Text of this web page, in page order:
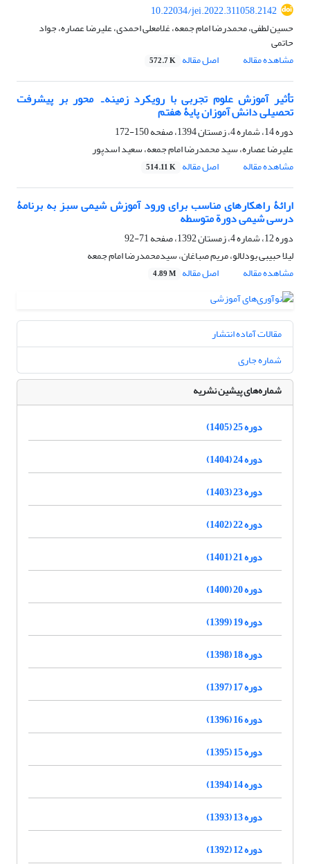
10.22034/jei.2022.311058.2142
حسین لطفی، محمدرضا امام جمعه، غلامعلی احمدی، علیرضا عصاره، جواد
حاتمی
مشاهده مقاله
اصل مقاله 572.7 K
تأثیر آموزش علوم تجربی با رویکرد زمینه ـ محور بر پیشرفت
تحصیلی دانش آموزان پایۀ هفتم
دوره 14، شماره 4، زمستان 1394، صفحه
150-172
علیرضا عصاره، سید محمدرضا امام جمعه، سعید اسدپور
مشاهده مقاله
اصل مقاله 514.11 K
ارائۀ راهکارهای مناسب برای ورود آموزش شیمی سبز به برنامۀ
درسی شیمی دورة متوسطه
دوره 12، شماره 4، زمستان 1392، صفحه
71-92
لیلا حبیبی بودلالو، مریم صباغان، سیدمحمدرضا امام جمعه
مشاهده مقاله
اصل مقاله 4.89 M
مقالات آماده انتشار
شماره جاری
شماره‌های پیشین نشریه
دوره 25 (1405)
دوره 24 (1404)
دوره 23 (1403)
دوره 22 (1402)
دوره 21 (1401)
دوره 20 (1400)
دوره 19 (1399)
دوره 18 (1398)
دوره 17 (1397)
دوره 16 (1396)
دوره 15 (1395)
دوره 14 (1394)
دوره 13 (1393)
دوره 12 (1392)